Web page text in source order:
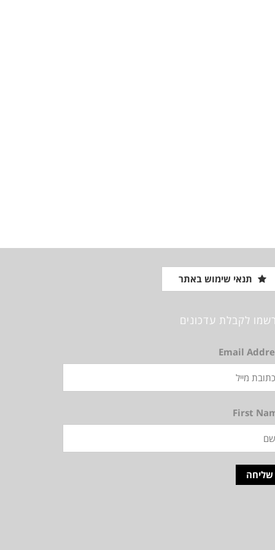
תנאי שימוש באתר
לקבלת עדכונים
Email
First